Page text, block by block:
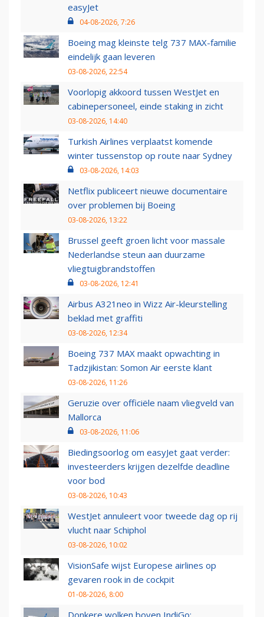
easyJet
04-08-2026, 7:26
Boeing mag kleinste telg 737 MAX-familie
eindelijk gaan leveren
03-08-2026, 22:54
Voorlopig akkoord tussen WestJet en
cabinepersoneel, einde staking in zicht
03-08-2026, 14:40
Turkish Airlines verplaatst komende
winter tussenstop op route naar Sydney
03-08-2026, 14:03
Netflix publiceert nieuwe documentaire
over problemen bij Boeing
03-08-2026, 13:22
Brussel geeft groen licht voor massale
Nederlandse steun aan duurzame
vliegtuigbrandstoffen
03-08-2026, 12:41
Airbus A321neo in Wizz Air-kleurstelling
beklad met graffiti
03-08-2026, 12:34
Boeing 737 MAX maakt opwachting in
Tadzjikistan: Somon Air eerste klant
03-08-2026, 11:26
Geruzie over officiële naam vliegveld van
Mallorca
03-08-2026, 11:06
Biedingsoorlog om easyJet gaat verder:
investeerders krijgen dezelfde deadline
voor bod
03-08-2026, 10:43
WestJet annuleert voor tweede dag op rij
vlucht naar Schiphol
03-08-2026, 10:02
VisionSafe wijst Europese airlines op
gevaren rook in de cockpit
01-08-2026, 8:00